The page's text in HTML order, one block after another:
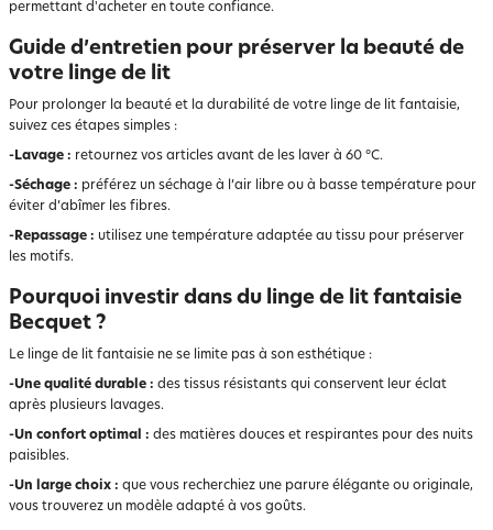
permettant d'acheter en toute confiance.
Guide d’entretien pour préserver la beauté de
votre linge de lit
Pour prolonger la beauté et la durabilité de votre linge de lit fantaisie,
suivez ces étapes simples :
-Lavage : retournez vos articles avant de les laver à 60 °C.
-Séchage : préférez un séchage à l’air libre ou à basse température pour
éviter d’abîmer les fibres.
-Repassage : utilisez une température adaptée au tissu pour préserver
les motifs.
Pourquoi investir dans du linge de lit fantaisie
Becquet ?
Le linge de lit fantaisie ne se limite pas à son esthétique :
-Une qualité durable : des tissus résistants qui conservent leur éclat
après plusieurs lavages.
-Un confort optimal : des matières douces et respirantes pour des nuits
paisibles.
-Un large choix : que vous recherchiez une parure élégante ou originale,
vous trouverez un modèle adapté à vos goûts.